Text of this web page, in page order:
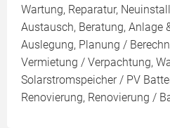
Wartung, Reparatur,
Austausch, Beratung, Anlage
Auslegung, Planung /
Vermietung / Verpachtung,
Solarstromspeicher / PV
Renovierung, Renovierung /